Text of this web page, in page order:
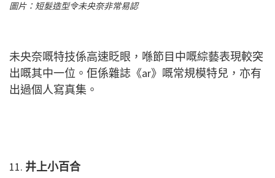
圖片：短髮造型令未央奈非常易認
未央奈嘅特技係高速眨眼，喺節目中嘅綜藝表現較突
出嘅其中一位。佢係雜誌《ar》嘅常規模特兒，亦有
出過個人寫真集。
11. 井上小百合